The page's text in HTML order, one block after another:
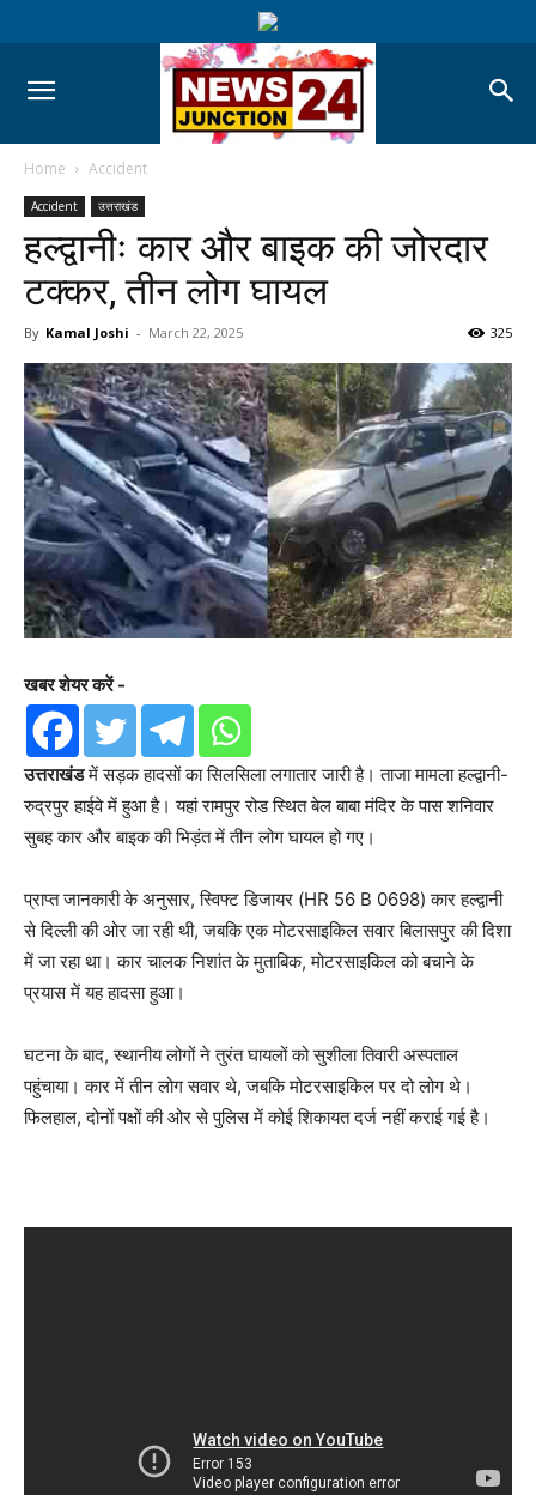
Home Accident
Accident उत्तराखंड
हल्द्वानीः कार और बाइक की जोरदार
टक्कर, तीन लोग घायल
By Kamal Joshi - March 22, 2025 325
खबर शेयर करें -
उत्तराखंडमें सड़क हादसों का सिलसिला लगातार जारी है। ताजा मामला हल्द्वानी-
रुद्रपुर हाईवे में हुआ है। यहां रामपुर रोड स्थित बेल बाबा मंदिर के पास शनिवार
सुबह कार और बाइक की भिड़ंत में तीन लोग घायल हो गए।
प्राप्त जानकारी के अनुसार, स्विफ्ट डिजायर (HR 56 B 0698) कार हल्द्वानी
से दिल्ली की ओर जा रही थी, जबकि एक मोटरसाइकिल सवार बिलासपुर की दिशा
में जा रहा था। कार चालक निशांत के मुताबिक, मोटरसाइकिल को बचाने के
प्रयास में यह हादसा हुआ।
घटना के बाद, स्थानीय लोगों ने तुरंत घायलों को सुशीला तिवारी अस्पताल
पहुंचाया। कार में तीन लोग सवार थे, जबकि मोटरसाइकिल पर दो लोग थे।
फिलहाल, दोनों पक्षों की ओर से पुलिस में कोई शिकायत दर्ज नहीं कराई गई है।